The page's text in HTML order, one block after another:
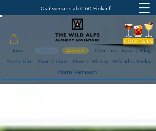
Gratisversand ab € 60 Einkauf
COCKTAILS
Home
Morris Gin
Shop Awards Über uns
News / Blog
Maund Rum
Maund Whisky
Wild Alps Vodka
Morris Vermouth